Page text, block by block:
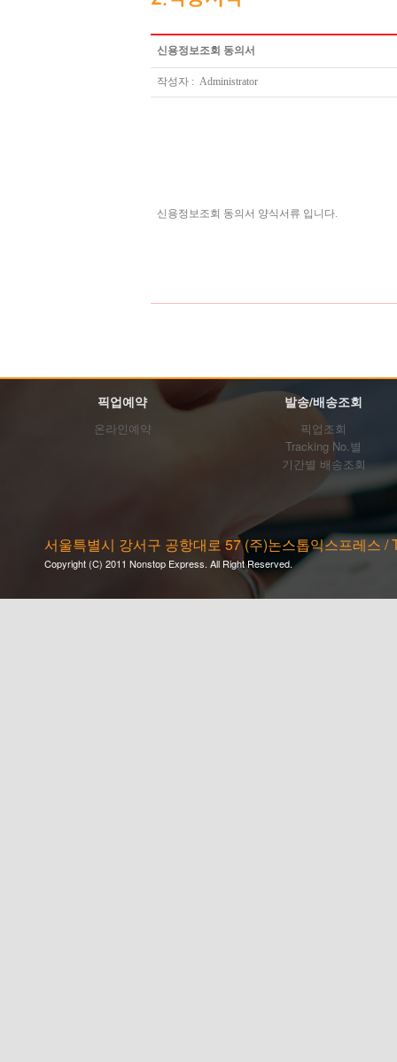
신용정보조회 동의서
작성자 : Administrator
신용정보조회 동의서 양식서류 입니다.
픽업예약 발송/배송조회
온라인예약
픽업조회
Tracking No.별
기간별 배송조회
서울특별시 강서구 공항대로 57 (주)논스톱익스프레스 /
Copyright (C) 2011 Nonstop Express. All Right Reserved.